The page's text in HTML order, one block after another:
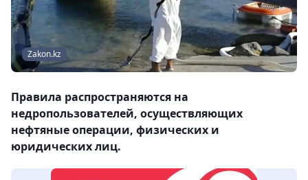
Zakon.kz
Правила распространяются на
недропользователей, осуществляющих
нефтяные операции, физических и
юридических лиц.